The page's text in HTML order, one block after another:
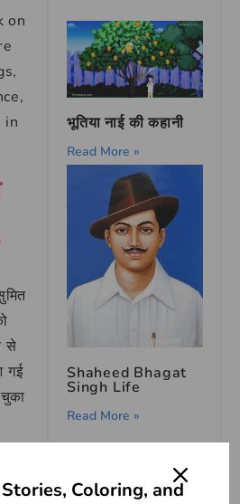
on
in
से
गई
भूतिया नाई की कहानी
Read More »
Shaheed Bhagat
Singh Life
Read More »
Coloring, and